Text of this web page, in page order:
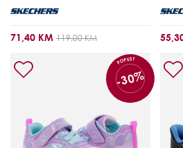
71,40 KM 119,00 KM
POPUST
-30%